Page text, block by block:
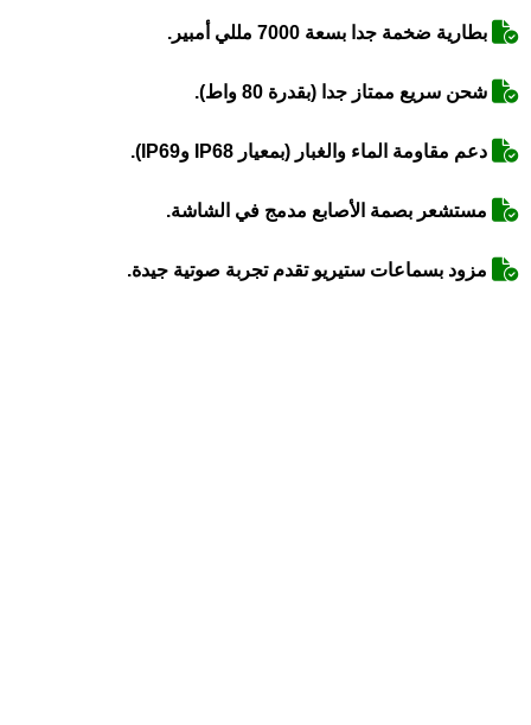
بطارية ضخمة جدا بسعة 7000 مللي أمبير.
شحن سريع ممتاز جدا (بقدرة 80 واط).
دعم مقاومة الماء والغبار (بمعيار IP68 وIP69).
مستشعر بصمة الأصابع مدمج في الشاشة.
مزود بسماعات ستيريو تقدم تجربة صوتية جيدة.